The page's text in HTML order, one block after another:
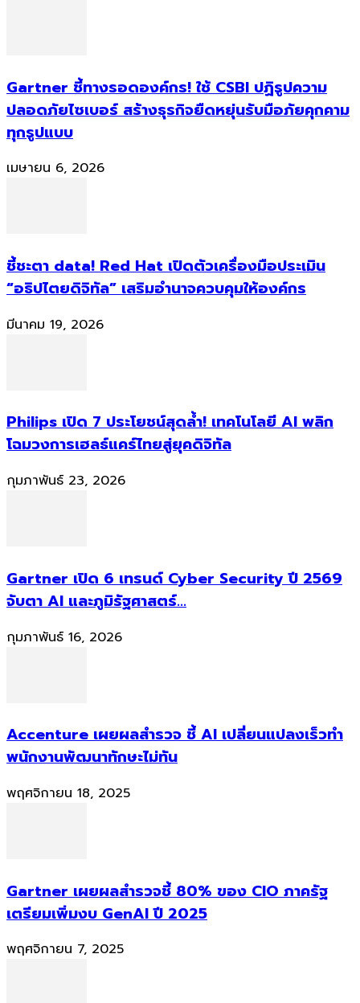
Gartner ชี้ทางรอดองค์กร! ใช้ CSBI ปฏิรูปความ
ปลอดภัยไซเบอร์ สร้างธุรกิจยืดหยุ่นรับมือภัยคุกคาม
ทุกรูปแบบ
เมษายน 6, 2026
ชี้ชะตา data! Red Hat เปิดตัวเครื่องมือประเมิน
“อธิปไตยดิจิทัล” เสริมอำนาจควบคุมให้องค์กร
มีนาคม 19, 2026
Philips เปิด 7 ประโยชน์สุดล้ำ! เทคโนโลยี AI พลิก
โฉมวงการเฮลธ์แคร์ไทยสู่ยุคดิจิทัล
กุมภาพันธ์ 23, 2026
Gartner เปิด 6 เทรนด์ Cyber Security ปี 2569
จับตา AI และภูมิรัฐศาสตร์...
กุมภาพันธ์ 16, 2026
Accenture เผยผลสำรวจ ชี้ AI เปลี่ยนแปลงเร็วทำ
พนักงานพัฒนาทักษะไม่ทัน
พฤศจิกายน 18, 2025
Gartner เผยผลสำรวจชี้ 80% ของ CIO ภาครัฐ
เตรียมเพิ่มงบ GenAI ปี 2025
พฤศจิกายน 7, 2025